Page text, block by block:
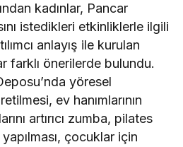
kadınlar, Pancar
istedikleri etkinliklerle ilgili
anlayış ile kurulan
farklı önerilerde bulundu.
yöresel
ev hanımlarının
artırıcı zumba, pilates
çocuklar için